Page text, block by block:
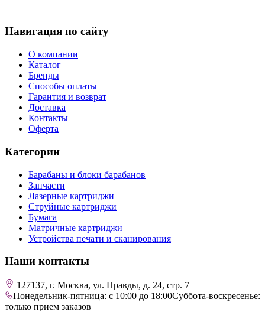
Навигация по сайту
О компании
Каталог
Бренды
Способы оплаты
Гарантия и возврат
Доставка
Контакты
Оферта
Категории
Барабаны и блоки барабанов
Запчасти
Лазерные картриджи
Струйные картриджи
Бумага
Матричные картриджи
Устройства печати и сканирования
Наши контакты
127137, г. Москва, ул. Правды, д. 24, стр. 7
Понедельник-пятница: с 10:00 до 18:00Суббота-воскресенье:
только прием заказов